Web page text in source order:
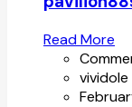
Read More
vividole